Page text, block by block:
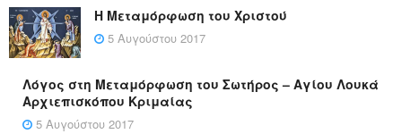
Η Μεταμόρφωση του Χριστού
5 Αυγούστου 2017
Λόγος στη Μεταμόρφωση του Σωτήρος – Αγίου Λουκά
Αρχιεπισκόπου Κριμαίας
5 Αυγούστου 2017